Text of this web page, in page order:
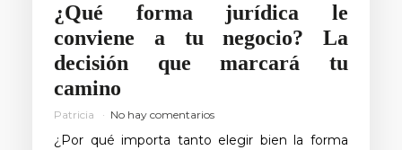
¿Qué forma jurídica le
conviene a tu negocio? La
decisión que marcará tu
camino
Patricia No hay comentarios
¿Por qué importa tanto elegir bien la forma